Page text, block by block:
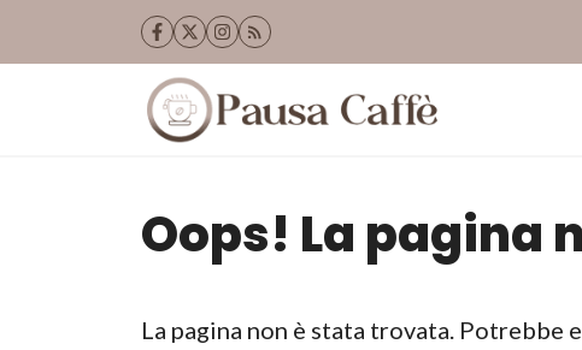
Oops! La pagina
La pagina non è stata trovata. Potrebbe